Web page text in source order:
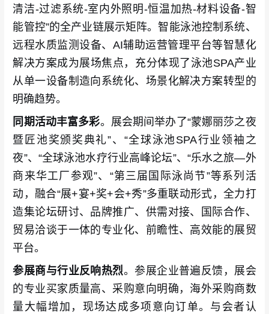
清洁-过滤系统-室内外照明-恒温加热-材料设备-智
能管控”的全产业链展示矩阵。智能泳池控制系统、
远程水质监测设备、AI辅助运营管理平台等智慧化
解决方案成为展场焦点，充分体现了泳池SPA产业
从单一设备制造向系统化、场景化解决方案转型的
明确趋势。
同期活动丰富多彩。展会期间举办了“蒙娜丽莎之夜
暨匠池奖颁奖典礼”、“全球泳池SPA行业领袖之
夜”、“全球泳池水疗行业高峰论坛”、“乐水之旅—外
商来华工厂参观”、“第三届国际泳尚节”等系列活
动，融合“展+宴+奖+会+秀”多重联动形式，全力打
造集论坛研讨、品牌推广、供需对接、国际合作、
贸易洽谈于一体的专业化、前瞻性、高效能的展贸
平台。
参展商与行业反响热烈。参展企业普遍反馈，展会
的专业买家质量高、采购意向明确，海外采购商数
量大幅增加，现场达成多项意向订单。与会者认